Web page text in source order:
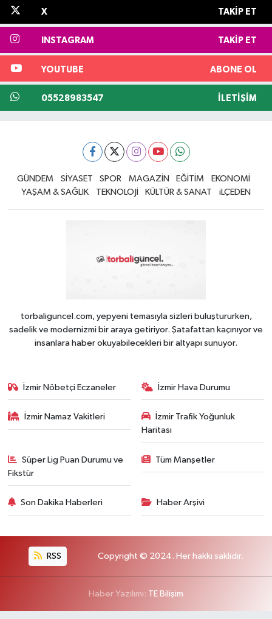
X TAKIP ET
INSTAGRAM TAKIP ET
YOUTUBE ABONE OL
05528983547 İLETIŞIM
GÜNDEM SİYASET SPOR MAGAZİN EĞİTİM
EKONOMİ
YAŞAM & SAĞLIK
TEKNOLOJİ KÜLTÜR & SANAT iLÇEDEN
torbaliguncel.com, yepyeni temasıyla sizleri buluştururken,
sadelik ve modernizmi bir araya getiriyor. Şatafattan kaçınıyor ve
insanlara haber okuyabilecekleri bir altyapı sunuyor.
İzmir Nöbetçi Eczaneler İzmir Hava Durumu
İzmir Namaz Vakitleri
İzmir Trafik Yoğunluk
Haritası
Süper Lig Puan Durumu ve
Fikstür
Tüm Manşetler
Son Dakika Haberleri Haber Arşivi
RSS Copyright © 2024. Her hakkı saklıdır.
Haber Yazılımı: TE Bilişim